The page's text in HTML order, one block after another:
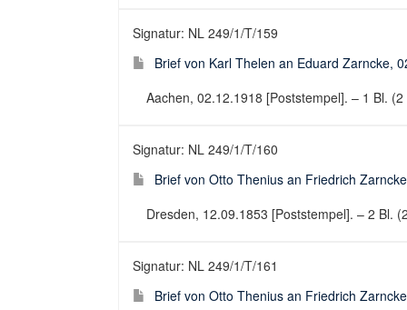
Signatur: NL 249/1/T/159
Brief von Karl Thelen an Eduard Zarncke,
Aachen, 02.12.1918 [Poststempel]. – 1 Bl.
Signatur: NL 249/1/T/160
Brief von Otto Thenius an Friedrich
Dresden, 12.09.1853 [Poststempel]. – 2 Bl.
Signatur: NL 249/1/T/161
Brief von Otto Thenius an Friedrich